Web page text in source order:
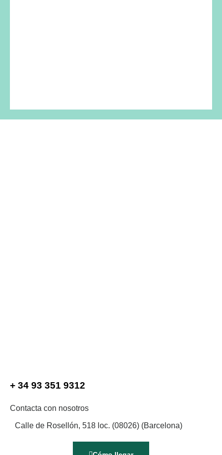
+ 34 93 351 9312
Contacta con nosotros
Calle de Rosellón, 518 loc. (08026) (Barcelona)